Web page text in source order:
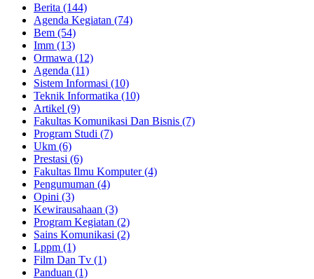
Berita (144)
Agenda Kegiatan (74)
Bem (54)
Imm (13)
Ormawa (12)
Agenda (11)
Sistem Informasi (10)
Teknik Informatika (10)
Artikel (9)
Fakultas Komunikasi Dan Bisnis (7)
Program Studi (7)
Ukm (6)
Prestasi (6)
Fakultas Ilmu Komputer (4)
Pengumuman (4)
Opini (3)
Kewirausahaan (3)
Program Kegiatan (2)
Sains Komunikasi (2)
Lppm (1)
Film Dan Tv (1)
Panduan (1)